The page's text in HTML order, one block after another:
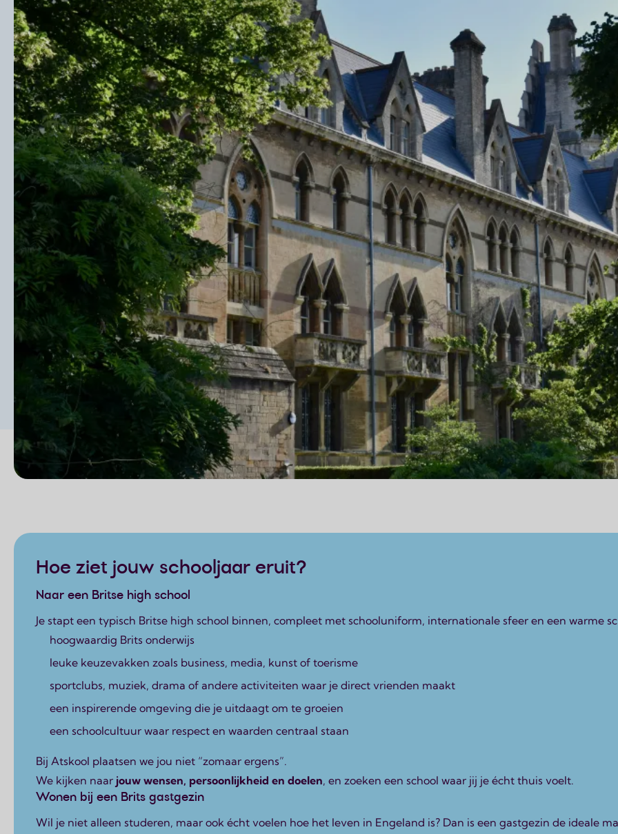
Page content
Hoe ziet jouw schooljaar eruit?
Naar een Britse high school
Je stapt een typisch Britse high school binnen, compleet met schooluniform, internationale sfeer en een warme
hoogwaardig Brits onderwijs
leuke keuzevakken zoals business, media, kunst of toerisme
sportclubs, muziek, drama of andere activiteiten waar je direct vrienden maakt
een inspirerende omgeving die je uitdaagt om te groeien
een schoolcultuur waar respect en waarden centraal staan
Bij Atskool plaatsen we jou niet “zomaar ergens”.
We kijken naar jouw wensen, persoonlijkheid en doelen, en zoeken een school waar jij je écht thuis voelt.
Wonen bij een Brits gastgezin
Wil je niet alleen studeren, maar ook écht voelen hoe het leven in Engeland is? Dan is een gastgezin de ideale